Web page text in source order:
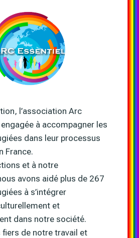
l’association Arc
engagée à accompagner les
dans leur processus
France.
et à notre
avons aidé plus de 267
à s’intégrer
et
dans notre société.
de notre travail et